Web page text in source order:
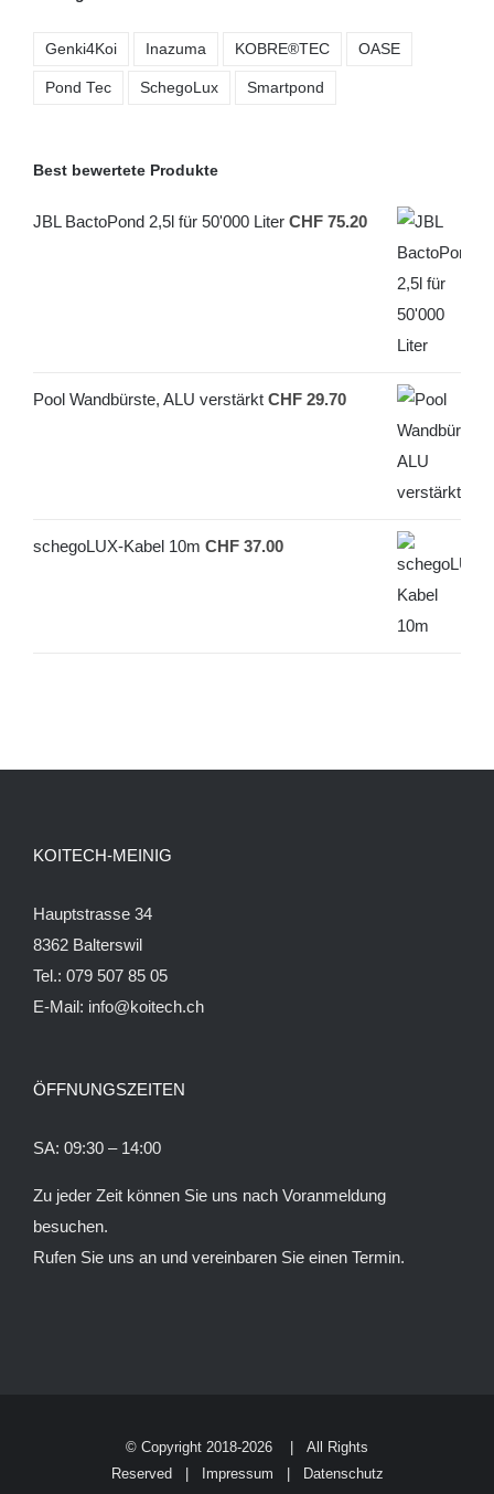
Genki4Koi Inazuma KOBRE®TEC OASE
Pond Tec SchegoLux Smartpond
Best bewertete Produkte
JBL BactoPond 2,5l für 50'000 Liter CHF 75.20
Pool Wandbürste, ALU verstärkt CHF 29.70
schegoLUX-Kabel 10m CHF 37.00
KOITECH-MEINIG
Hauptstrasse 34
8362 Balterswil
Tel.: 079 507 85 05
E-Mail: info@koitech.ch
ÖFFNUNGSZEITEN
SA: 09:30 – 14:00
Zu jeder Zeit können Sie uns nach Voranmeldung
besuchen.
Rufen Sie uns an und vereinbaren Sie einen Termin.
© Copyright 2018-2026 | All Rights
Reserved |
Impressum Datenschutz